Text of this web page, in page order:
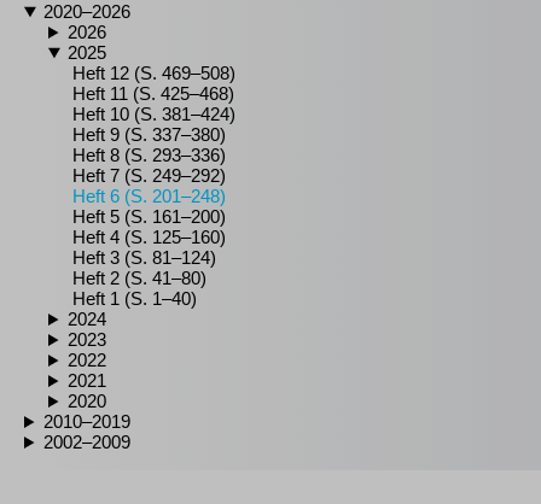
2020–2026
2026
2025
Heft 12 (S. 469–508)
Heft 11 (S. 425–468)
Heft 10 (S. 381–424)
Heft 9 (S. 337–380)
Heft 8 (S. 293–336)
Heft 7 (S. 249–292)
Heft 6 (S. 201–248)
Heft 5 (S. 161–200)
Heft 4 (S. 125–160)
Heft 3 (S. 81–124)
Heft 2 (S. 41–80)
Heft 1 (S. 1–40)
2024
2023
2022
2021
2020
2010–2019
2002–2009